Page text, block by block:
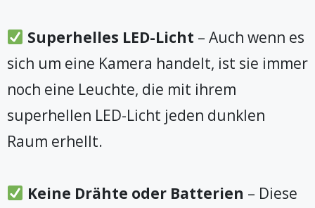
Superhelles LED-Licht – Auch wenn es
sich um eine Kamera handelt, ist sie immer
noch eine Leuchte, die mit ihrem
superhellen LED-Licht jeden dunklen
Raum erhellt.
Keine Drähte oder Batterien – Diese